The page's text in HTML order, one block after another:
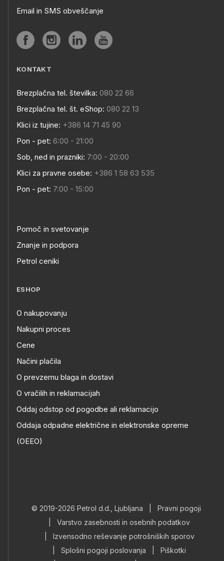
Email in SMS obveščanje
KONTAKT
Brezplačna tel. številka: 080 22 66
Brezplačna tel. št. eShop: 080 22 13
Klici iz tujine: +386 14 71 45 90
Pon - pet: 6:00 - 21:00
Sob, ned in prazniki: 7:00 - 20:00
Klici za pravne osebe: +386 1 58 63 535
Pon - pet: 7:00 - 15:00
Pomoč in svetovanje
Znanje in podpora
Petrol ceniki
ESHOP
O nakupovanju
Nakupni proces
Cene
Načini plačila
O prevzemu blaga in dostavi
O vračilih in reklamacijah
Oddaj odstop od pogodbe ali reklamacijo
Oddaja odpadne električne in elektronske opreme
(OEEO)
© 2019-2026 Petrol d.d., Ljubljana
Pravni pogoji
Varstvo zasebnosti in osebnih podatkov
Izvensodno reševanje potrošniških sporov
Splošni pogoji poslovanja
Piškotki